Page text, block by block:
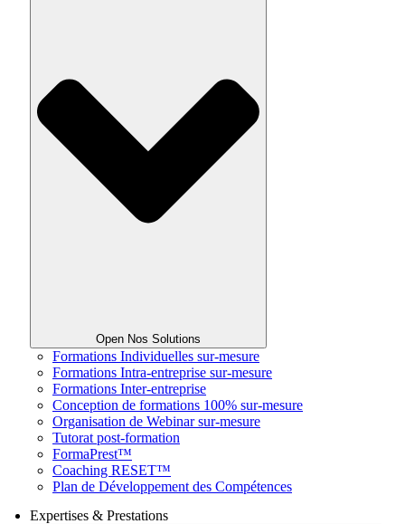
Open Nos Solutions
Formations Individuelles sur-mesure
Formations Intra-entreprise sur-mesure
Formations Inter-entreprise
Conception de formations 100% sur-mesure
Organisation de Webinar sur-mesure
Tutorat post-formation
FormaPrest™
Coaching RESET™
Plan de Développement des Compétences
Expertises & Prestations